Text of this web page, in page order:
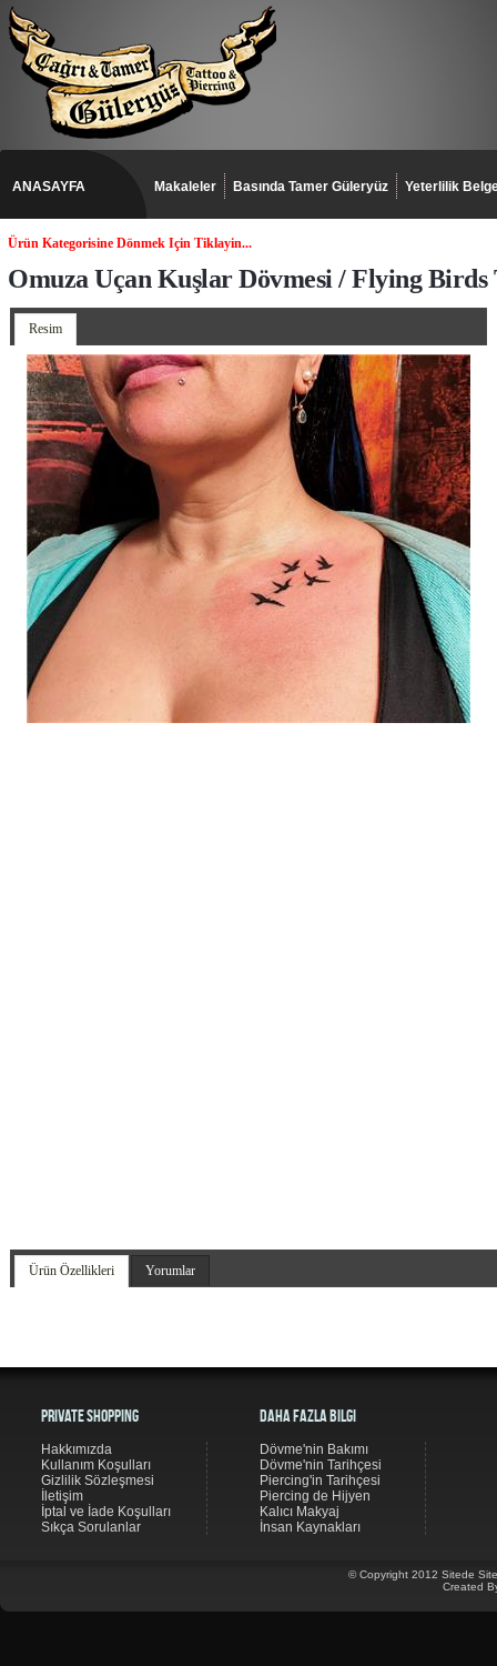
ANASAYFA Makaleler Basında Tamer Güleryüz Yeterlilik
Ürün Kategorisine Dönmek Için Tiklayin...
Omuza Uçan Kuşlar Dövmesi / Flying Birds
Resim
Ürün Özellikleri Yorumlar
Private Shopping
Hakkımızda
Kullanım Koşulları
Gizlilik Sözleşmesi
İletişim
İptal ve İade Koşulları
Sıkça Sorulanlar
© Copyright 2012 Sitede
Created
Daha Fazla Bilgi
Dövme'nin Bakımı
Dövme'nin Tarihçesi
Piercing'in Tarihçesi
Piercing de Hijyen
Kalıcı Makyaj
İnsan Kaynakları